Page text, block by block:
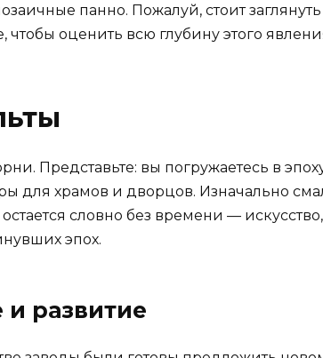
панно. Пожалуй, стоит
оценить всю глубину этого
Представьте: вы погружаетесь в
для храмов и дворцов. Изначально
словно без времени —
эпох.
развитие